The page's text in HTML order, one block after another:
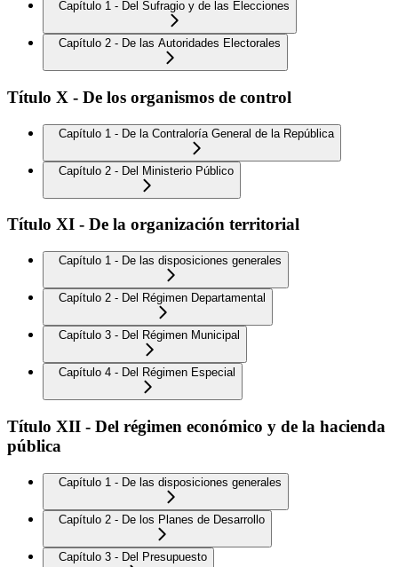
Capítulo 1 - Del Sufragio y de las Elecciones
Capítulo 2 - De las Autoridades Electorales
Título X - De los organismos de control
Capítulo 1 - De la Contraloría General de la República
Capítulo 2 - Del Ministerio Público
Título XI - De la organización territorial
Capítulo 1 - De las disposiciones generales
Capítulo 2 - Del Régimen Departamental
Capítulo 3 - Del Régimen Municipal
Capítulo 4 - Del Régimen Especial
Título XII - Del régimen económico y de la hacienda
pública
Capítulo 1 - De las disposiciones generales
Capítulo 2 - De los Planes de Desarrollo
Capítulo 3 - Del Presupuesto